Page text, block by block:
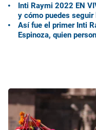
Inti Raymi 2022 EN
y cómo puedes seguir
Así fue el primer Inti
Espinoza, quien